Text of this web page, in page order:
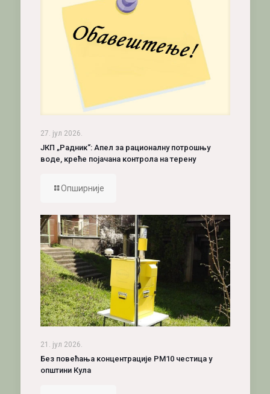
27. јул 2026.
ЈКП „Радник“: Апел за рационалну потрошњу
воде, креће појачана контрола на терену
Опширније
21. јул 2026.
Без повећања концентрације PM10 честица у
општини Кула